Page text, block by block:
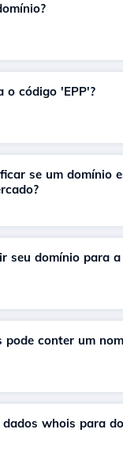
o código 'EPP'?
se um domínio
seu domínio para
pode conter um
whois para